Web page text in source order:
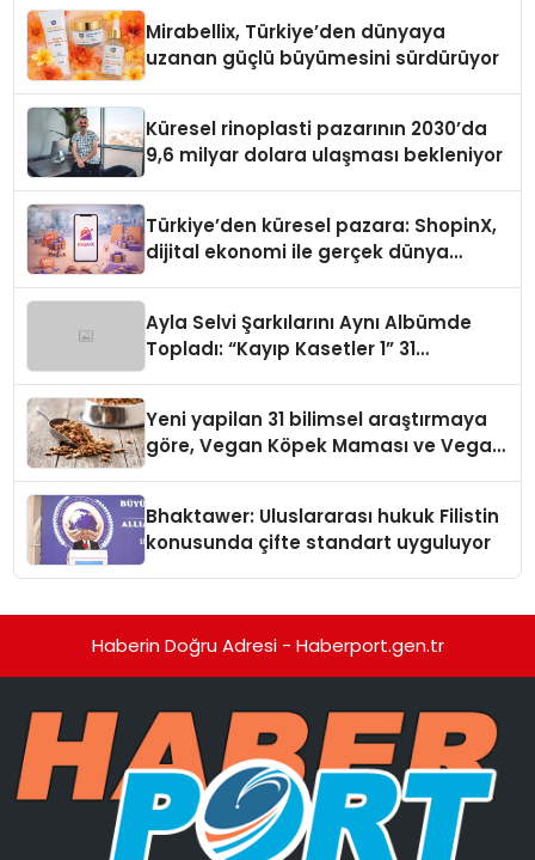
Mirabellix, Türkiye’den dünyaya
uzanan güçlü büyümesini sürdürüyor
Küresel rinoplasti pazarının 2030’da
9,6 milyar dolara ulaşması bekleniyor
Türkiye’den küresel pazara: ShopinX,
dijital ekonomi ile gerçek dünya
Ayla Selvi Şarkılarını Aynı Albümde
Topladı: “Kayıp Kasetler 1” 31
Yeni yapilan 31 bilimsel araştırmaya
göre, Vegan Köpek Maması ve Vegan
Bhaktawer: Uluslararası hukuk Filistin
konusunda çifte standart uyguluyor
Haberin Doğru Adresi - Haberport.gen.tr